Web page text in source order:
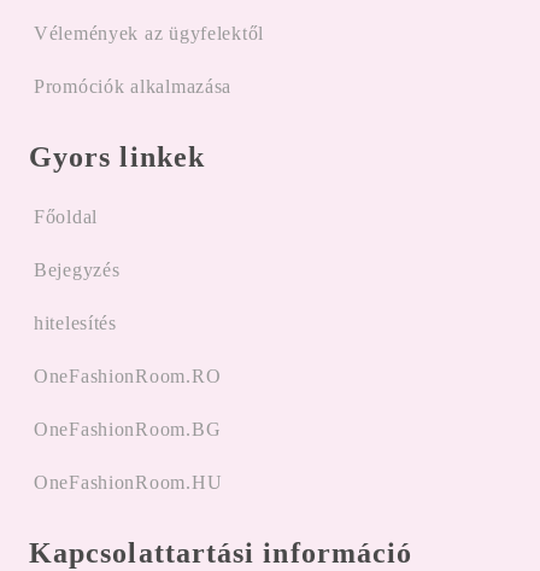
Vélemények az ügyfelektől
Promóciók alkalmazása
Gyors linkek
Főoldal
Bejegyzés
hitelesítés
OneFashionRoom.RO
OneFashionRoom.BG
OneFashionRoom.HU
Kapcsolattartási információ